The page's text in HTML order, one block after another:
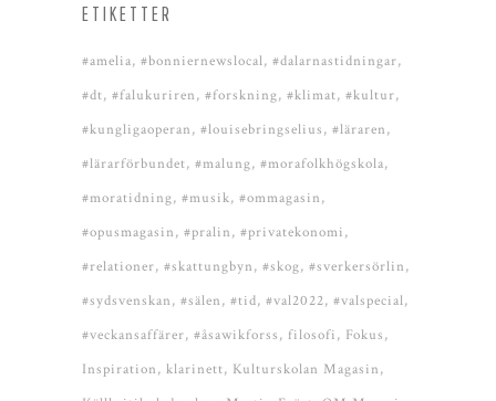
ETIKETTER
#amelia #bonniernewslocal #dalarnastidningar
#dt #falukuriren #forskning #klimat #kultur
#kungligaoperan #louisebringselius #läraren
#lärarförbundet #malung #morafolkhögskola
#moratidning #musik #ommagasin
#opusmagasin #pralin #privatekonomi
#relationer #skattungbyn #skog #sverkersörlin
#sydsvenskan #sälen #tid #val2022 #valspecial
#veckansaffärer #åsawikforss filosofi
Fokus
Inspiration klarinett Kulturskolan Magasin